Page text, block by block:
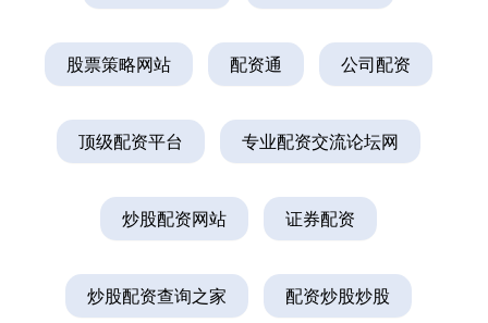
股票策略网站 配资通 公司配资
顶级配资平台 专业配资交流论坛网
炒股配资网站 证券配资
炒股配资查询之家 配资炒股炒股